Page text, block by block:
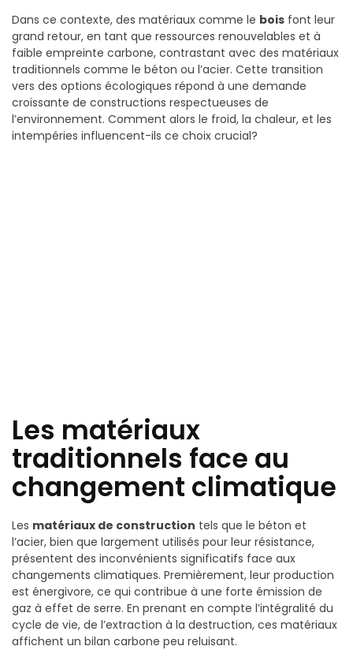
Dans ce contexte, des matériaux comme le bois font leur
grand retour, en tant que ressources renouvelables et à
faible empreinte carbone, contrastant avec des matériaux
traditionnels comme le béton ou l’acier. Cette transition
vers des options écologiques répond à une demande
croissante de constructions respectueuses de
l’environnement. Comment alors le froid, la chaleur, et les
intempéries influencent-ils ce choix crucial?
Les matériaux
traditionnels face au
changement climatique
Les matériaux de construction tels que le béton et
l’acier, bien que largement utilisés pour leur résistance,
présentent des inconvénients significatifs face aux
changements climatiques. Premièrement, leur production
est énergivore, ce qui contribue à une forte émission de
gaz à effet de serre. En prenant en compte l’intégralité du
cycle de vie, de l’extraction à la destruction, ces matériaux
affichent un bilan carbone peu reluisant.